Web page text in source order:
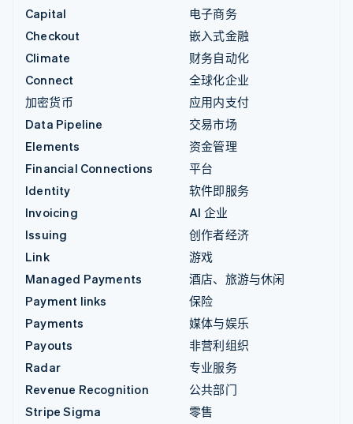
Capital
Checkout
Climate
Connect
加密货币
Data Pipeline
Elements
Financial Connections
Identity
Invoicing
Issuing
Link
Managed Payments
Payment links
Payments
Payouts
Radar
Revenue Recognition
Stripe Sigma
电子商务
嵌入式金融
财务自动化
全球化企业
应用内支付
交易市场
资金管理
平台
软件即服务
AI 企业
创作者经济
游戏
酒店、旅游与休闲
保险
媒体与娱乐
非营利组织
专业服务
公共部门
零售